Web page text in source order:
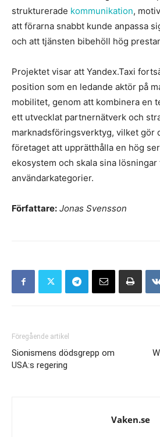
strukturerade kommunikation,
att förarna snabbt kunde anpassa
och att tjänsten bibehöll hög
Projektet visar att Yandex.Taxi
position som en ledande aktör på
mobilitet, genom att kombinera en
ett utvecklat partnernätverk och
marknadsföringsverktyg, vilket gör
företaget att upprätthålla en hög
ekosystem och skala sina lösningar
användarkategorier.
Författare: Jonas Svensson
Föregående artikel
Sionismens dödsgrepp om
USA:s regering
Vaken.se